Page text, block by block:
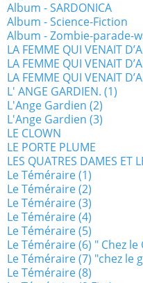
Album - SARDONICA
Album - Science-Fiction
Album - Zombie-parade-
LA FEMME QUI VENAIT
LA FEMME QUI VENAIT
LA FEMME QUI VENAIT
L' ANGE GARDIEN. (1)
L'Ange Gardien (2)
L'Ange Gardien (3)
LE CLOWN
LE PORTE PLUME
LES QUATRES DAMES ET
Le Téméraire (1)
Le Téméraire (2)
Le Téméraire (3)
Le Téméraire (4)
Le Téméraire (5)
Le Téméraire (6) " Chez
Le Téméraire (7) "chez le
Le Téméraire (8)